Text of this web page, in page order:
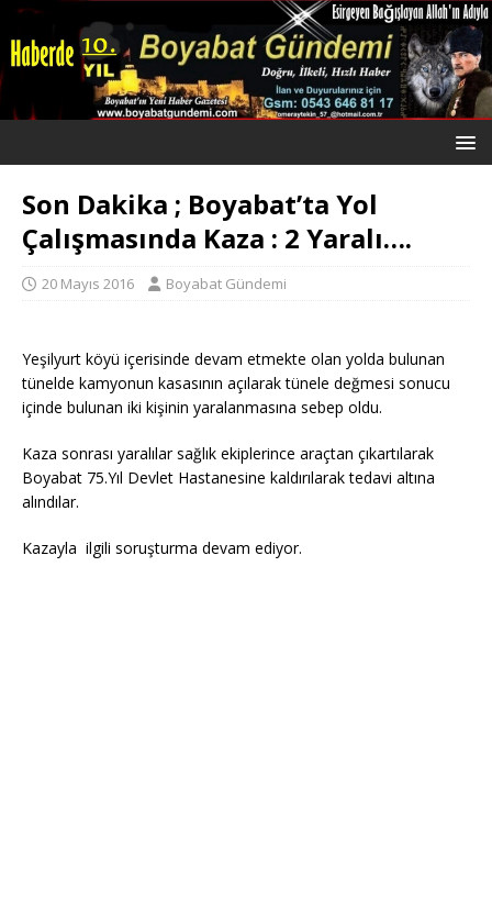
Son Dakika ; Boyabat’ta Yol
Çalışmasında Kaza : 2 Yaralı….
20 Mayıs 2016 Boyabat Gündemi
Yeşilyurt köyü içerisinde devam etmekte olan yolda bulunan
tünelde kamyonun kasasının açılarak tünele değmesi sonucu
içinde bulunan iki kişinin yaralanmasına sebep oldu.
Kaza sonrası yaralılar sağlık ekiplerince araçtan çıkartılarak
Boyabat 75.Yıl Devlet Hastanesine kaldırılarak tedavi altına
alındılar.
Kazayla ilgili soruşturma devam ediyor.